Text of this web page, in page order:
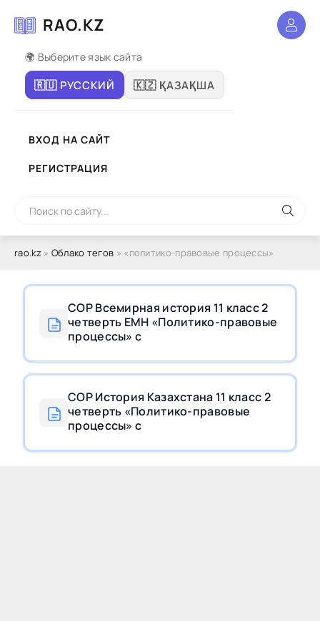
RAO.KZ
🌍 Выберите язык сайта
🇷🇺 РУССКИЙ 🇰🇿 ҚАЗАҚША
ВХОД НА САЙТ
РЕГИСТРАЦИЯ
rao.kz» Облако тегов » «политико-правовые процессы»
СОР Всемирная история 11 класс 2
четверть ЕМН «Политико-правовые
процессы» с
СОР История Казахстана 11 класс 2
четверть «Политико-правовые
процессы» с